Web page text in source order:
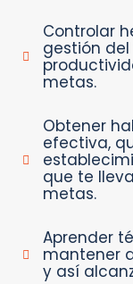
Controlar
gestión
metas.
Obtener
efectiva,
que te
metas.
Aprender
mantener
y así